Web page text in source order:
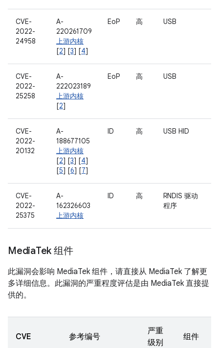
CVE-
2022-
24958
A-
220261709
上游内核
[2] [3] [4]
EoP 高 USB
CVE-
2022-
25258
A-
222023189
上游内核
[2]
EoP 高 USB
CVE-
2022-
20132
A-
188677105
上游内核
[2] [3] [4]
[5] [6] [7]
ID 高 USB HID
CVE-
2022-
25375
A-
162326603
上游内核
ID 高
RNDIS 驱动
程序
MediaTek 组件
此漏洞会影响 MediaTek 组件，请直接从 MediaTek 了解更
多详细信息。此漏洞的严重程度评估是由 MediaTek 直接提
供的。
CVE 参考编号
严重
级别
组件